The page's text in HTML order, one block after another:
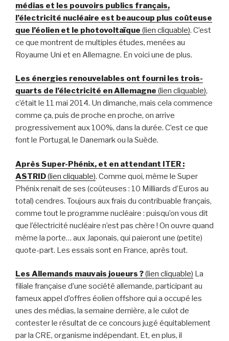
médias et les pouvoirs publics français,
l’électricité nucléaire est beaucoup plus coûteuse
que l’éolien et le photovoltaïque (lien cliquable). C’est
ce que montrent de multiples études, menées au
Royaume Uni et en Allemagne. En voici une de plus.
Les énergies renouvelables ont fourni les trois-
quarts de l’électricité en Allemagne (lien cliquable),
c’était le 11 mai 2014. Un dimanche, mais cela commence
comme ça, puis de proche en proche, on arrive
progressivement aux 100%, dans la durée. C’est ce que
font le Portugal, le Danemark ou la Suède.
Après Super-Phénix, et en attendant ITER :
ASTRID(lien cliquable). Comme quoi, même le Super
Phénix renait de ses (coûteuses : 10 Milliards d’Euros au
total) cendres. Toujours aux frais du contribuable français,
comme tout le programme nucléaire : puisqu’on vous dit
que l’électricité nucléaire n’est pas chère ! On ouvre quand
même la porte… aux Japonais, qui paieront une (petite)
quote-part. Les essais sont en France, après tout.
Les Allemands mauvais joueurs ?(lien cliquable) La
filiale française d’une société allemande, participant au
fameux appel d’offres éolien offshore qui a occupé les
unes des médias, la semaine dernière, a le culot de
contester le résultat de ce concours jugé équitablement
par la CRE, organisme indépendant. Et, en plus, il